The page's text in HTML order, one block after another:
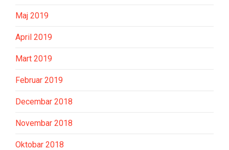
Maj 2019
April 2019
Mart 2019
Februar 2019
Decembar 2018
Novembar 2018
Oktobar 2018